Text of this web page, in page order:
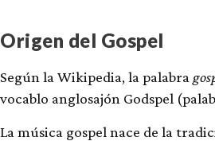
Origen del Gospel
Según la Wikipedia, la palabra
vocablo anglosajón Godspel
La música gospel nace de la